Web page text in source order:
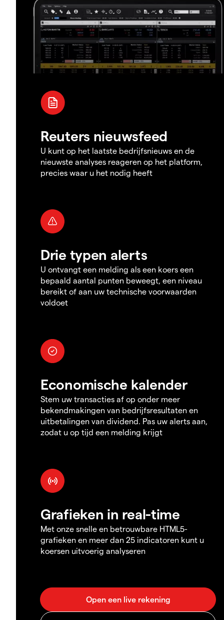
Reuters nieuwsfeed
U kunt op het laatste bedrijfsnieuws en de
nieuwste analyses reageren op het platform,
precies waar u het nodig heeft
Drie typen alerts
U ontvangt een melding als een koers een
bepaald aantal punten beweegt, een niveau
bereikt of aan uw technische voorwaarden
voldoet
Economische kalender
Stem uw transacties af op onder meer
bekendmakingen van bedrijfsresultaten en
uitbetalingen van dividend. Pas uw alerts aan,
zodat u op tijd een melding krijgt
Grafieken in real-time
Met onze snelle en betrouwbare HTML5-
grafieken en meer dan 25 indicatoren kunt u
koersen uitvoerig analyseren